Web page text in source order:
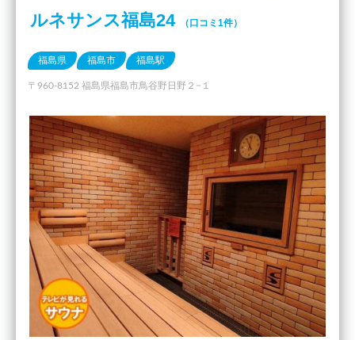
ルネサンス福島24 （口コミ1件）
福島県 福島市 福島駅
〒960-8152 福島県福島市鳥谷野日野２−１